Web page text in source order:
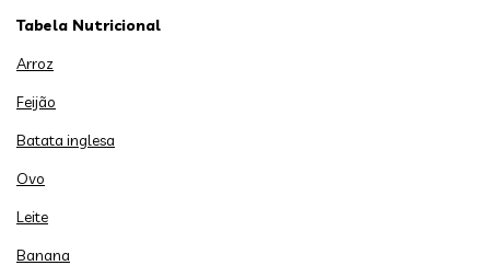
Tabela Nutricional
Arroz
Feijão
Batata inglesa
Ovo
Leite
Banana